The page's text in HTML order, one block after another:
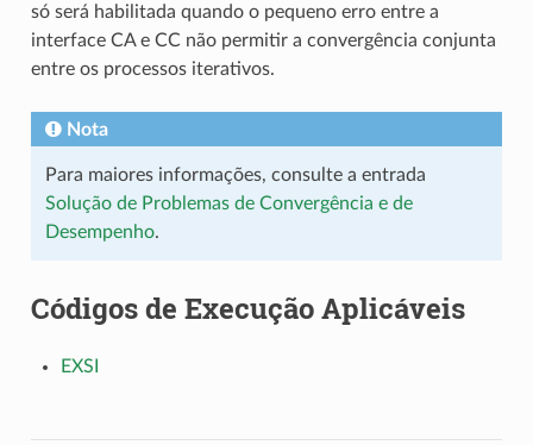
só será habilitada quando o pequeno erro entre a
interface CA e CC não permitir a convergência conjunta
entre os processos iterativos.
Nota
Para maiores informações, consulte a entrada
Solução de Problemas de Convergência e de
Desempenho.
Códigos de Execução Aplicáveis
EXSI